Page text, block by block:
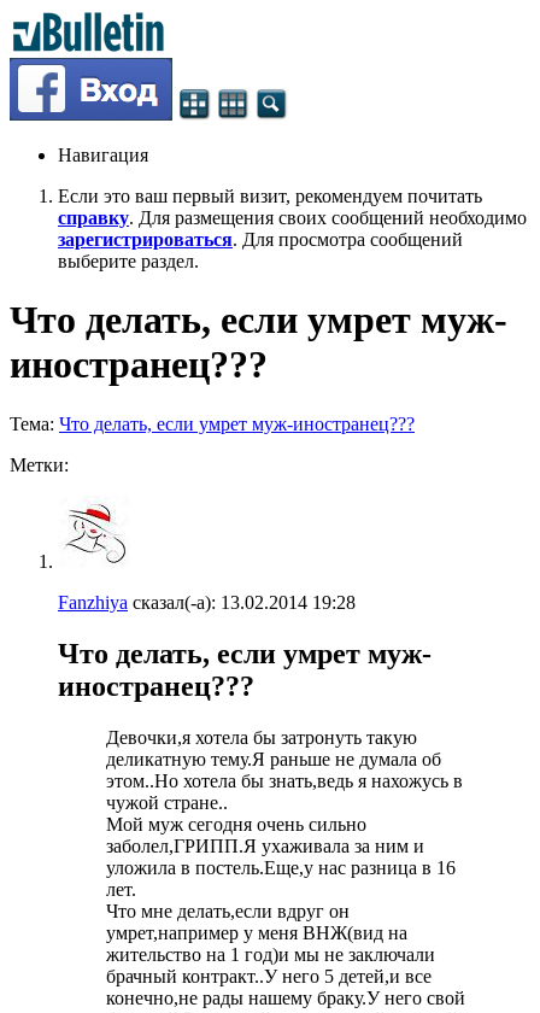
Навигация
Если это ваш первый визит, рекомендуем почитать
справку. Для размещения своих сообщений необходимо
зарегистрироваться. Для просмотра сообщений
выберите раздел.
Что делать, если умрет муж-
иностранец???
Тема: Что делать, если умрет муж-иностранец???
Метки:
Fanzhiya сказал(-а): 13.02.2014 19:28
Что делать, если умрет муж-
иностранец???
Девочки,я хотела бы затронуть такую
деликатную тему.Я раньше не думала об
этом..Но хотела бы знать,ведь я нахожусь в
чужой стране..
Мой муж сегодня очень сильно
заболел,ГРИПП.Я ухаживала за ним и
уложила в постель.Еще,у нас разница в 16
лет.
Что мне делать,если вдруг он
умрет,например у меня ВНЖ(вид на
жительство на 1 год)и мы не заключали
брачный контракт..У него 5 детей,и все
конечно,не рады нашему браку.У него свой